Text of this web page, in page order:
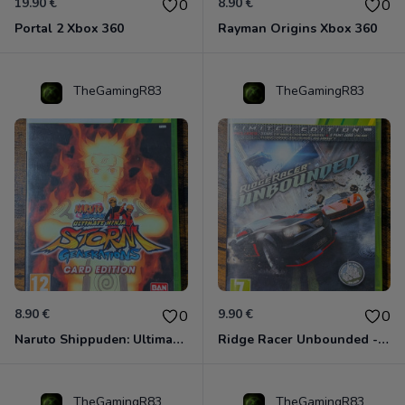
0
Portal 2 Xbox 360
0
Rayman Origins Xbox 360
TheGamingR83
8.90 € 0
Naruto Shippuden: Ultimate Ninja Storm Generations - Card Edition Xbox 360
TheGamingR83
9.90 € 0
Ridge Racer Unbounded - Édition Limitée Xbox 360